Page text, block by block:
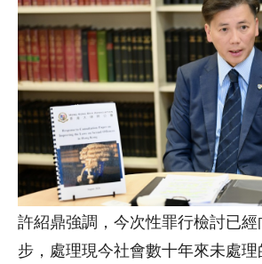
許紹鼎強調，今次性罪行檢討已
步，處理現今社會數十年來未處理